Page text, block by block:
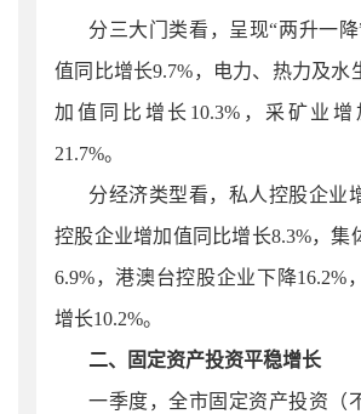
分三大门类看，呈现“两升一
值同比增长9.7%，电力、热力及水
加值同比增长10.3%，采矿业
21.7%。
分经济类型看，私人控股企业
控股企业增加值同比增长8.3%，集
6.9%，港澳台控股企业下降16.2%
增长10.2%。
二、固定资产投资平稳增长
一季度，全市固 定资产投资（